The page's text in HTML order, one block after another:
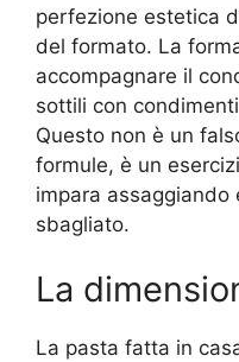
perfezione estetica
del formato. La
accompagnare il
sottili con
Questo non è un
formule, è un
impara assaggiando
sbagliato.
La
La pasta fatta in